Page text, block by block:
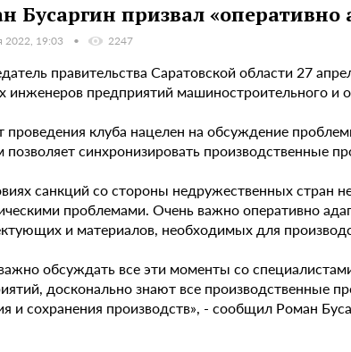
Бусаргин призвал
2022, 19:03 2247
правительства Саратовской области 27
инженеров предприятий машиностроительного
клуба нацелен на обсуждение
синхронизировать производственные
санкций со стороны недружественных стран
проблемами. Очень важно оперативно
и материалов, необходимых для
обсуждать все эти моменты со
досконально знают все производственные
и сохранения производств», - сообщил Роман